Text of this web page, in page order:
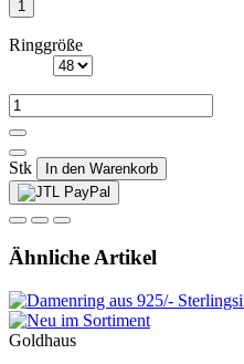
Ringgröße
Stk In den Warenkorb
Ähnliche Artikel
Goldhaus